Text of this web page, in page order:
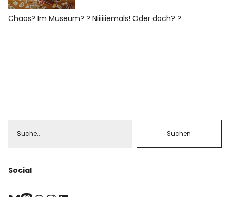
Chaos? Im Museum? ? Niiiiiiemals! Oder doch? ?
Social